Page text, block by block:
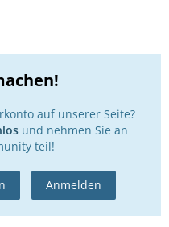
auf unserer Seite?
und nehmen Sie an
teil!
Anmelden